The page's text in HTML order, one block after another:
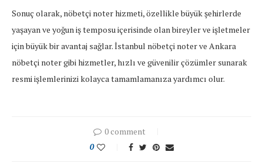
Sonuç olarak, nöbetçi noter hizmeti, özellikle büyük şehirlerde
yaşayan ve yoğun iş temposu içerisinde olan bireyler ve işletmeler
için büyük bir avantaj sağlar. İstanbul nöbetçi noter ve Ankara
nöbetçi noter gibi hizmetler, hızlı ve güvenilir çözümler sunarak
resmi işlemlerinizi kolayca tamamlamanıza yardımcı olur.
0 comment
0